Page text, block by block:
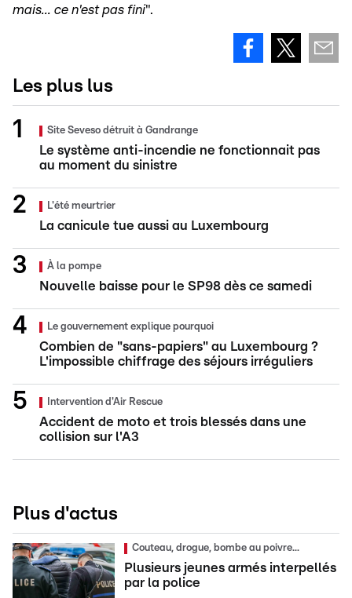
mais... ce n'est pas fini".
Les plus lus
Site Seveso détruit à Gandrange
Le système anti-incendie ne fonctionnait pas
au moment du sinistre
L'été meurtrier
La canicule tue aussi au Luxembourg
À la pompe
Nouvelle baisse pour le SP98 dès ce samedi
Le gouvernement explique pourquoi
Combien de "sans-papiers" au Luxembourg ?
L'impossible chiffrage des séjours irréguliers
Intervention d'Air Rescue
Accident de moto et trois blessés dans une
collision sur l'A3
Plus d'actus
Couteau, drogue, bombe au poivre...
Plusieurs jeunes armés interpellés
par la police